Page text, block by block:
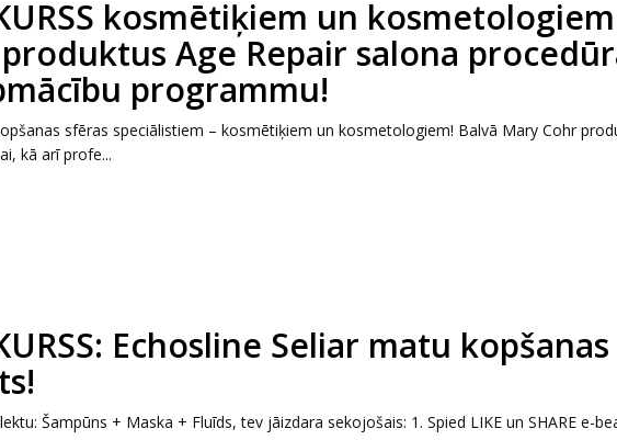
kosmētiķiem un
Age Repair salona
programmu!
sfēras speciālistiem – kosmētiķiem un kosmetologiem! Balvā Mary Cohr
kā arī profe...
Echosline Seliar matu kopšanas
Šampūns + Maska + Fluīds, tev jāizdara sekojošais: 1. Spied LIKE un SHARE e-